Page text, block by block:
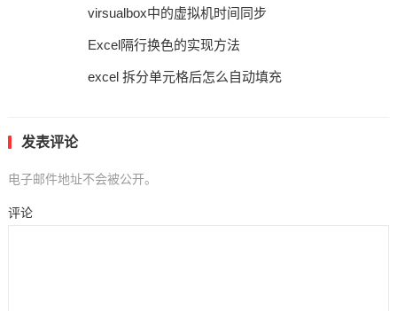
virsualbox中的虚拟机时间同步
Excel隔行换色的实现方法
excel 拆分单元格后怎么自动填充
发表评论
电子邮件地址不会被公开。
评论